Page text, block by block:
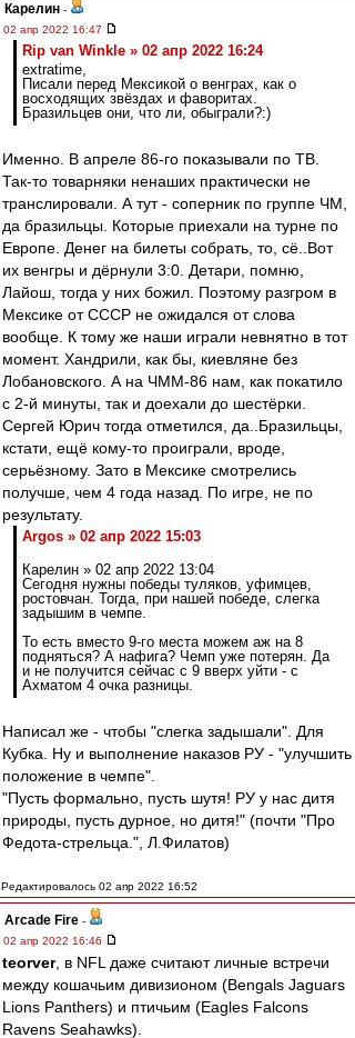
Карелин -
02 апр 2022 16:47
Rip van Winkle » 02 апр 2022 16:24
extratime,
Писали перед Мексикой о венграх, как о
восходящих звёздах и фаворитах.
Бразильцев они, что ли, обыграли?:)
Именно. В апреле 86-го показывали по ТВ.
Так-то товарняки ненаших практически не
транслировали. А тут - соперник по группе ЧМ,
да бразильцы. Которые приехали на турне по
Европе. Денег на билеты собрать, то, сё..Вот
их венгры и дёрнули 3:0. Детари, помню,
Лайош, тогда у них божил. Поэтому разгром в
Мексике от СССР не ожидался от слова
вообще. К тому же наши играли невнятно в тот
момент. Хандрили, как бы, киевляне без
Лобановского. А на ЧММ-86 нам, как покатило
с 2-й минуты, так и доехали до шестёрки.
Сергей Юрич тогда отметился, да..Бразильцы,
кстати, ещё кому-то проиграли, вроде,
серьёзному. Зато в Мексике смотрелись
получше, чем 4 года назад. По игре, не по
результату.
Argos » 02 апр 2022 15:03
Карелин » 02 апр 2022 13:04
Сегодня нужны победы туляков, уфимцев,
ростовчан. Тогда, при нашей победе, слегка
задышим в чемпе.
То есть вместо 9-го места можем аж на 8
подняться? А нафига? Чемп уже потерян. Да
и не получится сейчас с 9 вверх уйти - с
Ахматом 4 очка разницы.
Написал же - чтобы "слегка задышали". Для
Кубка. Ну и выполнение наказов РУ - "улучшить
положение в чемпе".
"Пусть формально, пусть шутя! РУ у нас дитя
природы, пусть дурное, но дитя!" (почти "Про
Федота-стрельца.", Л.Филатов)
Редактировалось 02 апр 2022 16:52
Arcade Fire -
02 апр 2022 16:46
teorver, в NFL даже считают личные встречи
между кошачьим дивизионом (Bengals Jaguars
Lions Panthers) и птичьим (Eagles Falcons
Ravens Seahawks).